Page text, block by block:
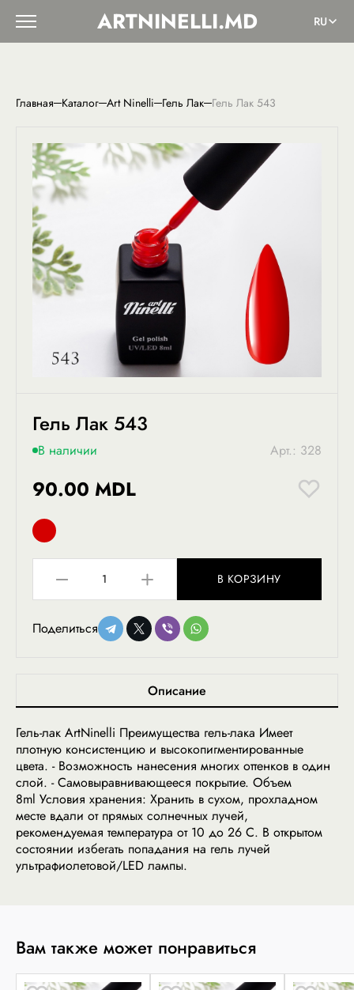
ARTNINELLI.MD RU
Главная Каталог Art Ninelli Гель Лак Гель Лак 543
Гель Лак 543
В наличии Арт.: 328
90.00 MDL
В КОРЗИНУ
Поделиться
Описание
Гель-лак ArtNinelli Преимущества гель-лака Имеет
плотную консистенцию и высокопигментированные
цвета. - Возможность нанесения многих оттенков в один
слой. - Самовыравнивающееся покрытие. Объем
8ml Условия хранения: Хранить в сухом, прохладном
месте вдали от прямых солнечных лучей,
рекомендуемая температура от 10 до 26 С. В открытом
состоянии избегать попадания на гель лучей
ультрафиолетовой/LED лампы.
Вам также может понравиться